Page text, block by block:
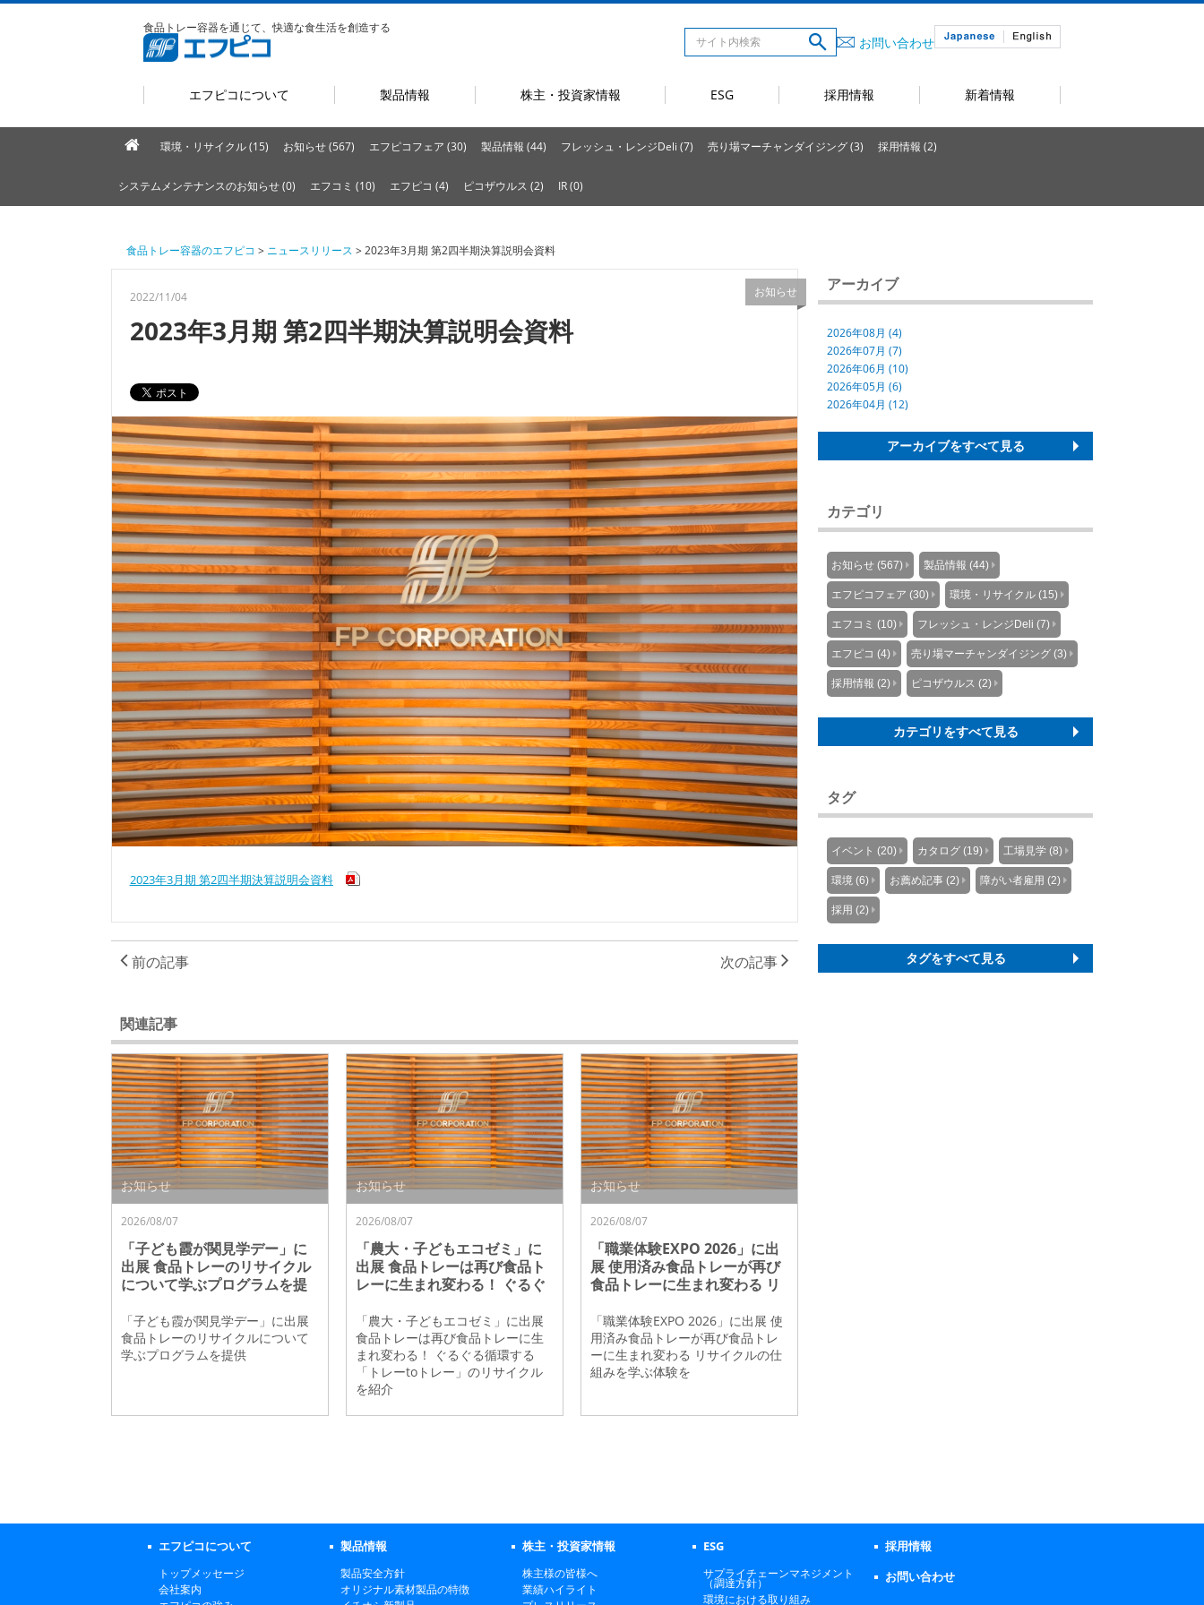
食品トレー容器を通じて、快適な食生活を創造する
お問い合わせ
エフピコについて 製品情報 株主・投資家情報 ESG 採用情報 新着情報
環境・リサイクル (15) お知らせ (567) エフピコフェア (30) 製品情報 (44) フレッシュ・レンジDeli (7) 売り場マーチャンダイジング (3) 採用情報 (2)
システムメンテナンスのお知らせ (0) エフコミ (10) エフピコ (4) ピコザウルス (2) IR (0)
食品トレー容器のエフピコ > ニュースリリース > 2023年3月期 第2四半期決算説明会資料
お知らせ
2022/11/04
2023年3月期 第2四半期決算説明会資料
2023年3月期 第2四半期決算説明会資料
前の記事 次の記事
関連記事
お知らせ
2026/08/07
「子ども霞が関見学デー」に
出展 食品トレーのリサイクル
について学ぶプログラムを提
「子ども霞が関見学デー」に出展
食品トレーのリサイクルについて
学ぶプログラムを提供
お知らせ
2026/08/07
「農大・子どもエコゼミ」に
出展 食品トレーは再び食品ト
レーに生まれ変わる！ ぐるぐ
ー」のリサイクルを紹介
「農大・子どもエコゼミ」に出展
食品トレーは再び食品トレーに生
まれ変わる！ ぐるぐる循環する
「トレーtoトレー」のリサイクル
を紹介
お知らせ
2026/08/07
「職業体験EXPO 2026」に出
展 使用済み食品トレーが再び
食品トレーに生まれ変わる リ
を
「職業体験EXPO 2026」に出展 使
用済み食品トレーが再び食品トレ
ーに生まれ変わる リサイクルの仕
組みを学ぶ体験を
アーカイブ
2026年08月 (4)
2026年07月 (7)
2026年06月 (10)
2026年05月 (6)
2026年04月 (12)
アーカイブをすべて見る
カテゴリ
お知らせ (567) 製品情報 (44)
エフピコフェア (30) 環境・リサイクル (15)
エフコミ (10) フレッシュ・レンジDeli (7)
エフピコ (4) 売り場マーチャンダイジング (3)
採用情報 (2) ピコザウルス (2)
カテゴリをすべて見る
タグ
イベント (20) カタログ (19) 工場見学 (8)
環境 (6) お薦め記事 (2) 障がい者雇用 (2)
採用 (2)
タグをすべて見る
エフピコについて
トップメッセージ
会社案内
製品情報
製品安全方針
オリジナル素材製品の特徴
株主・投資家情報
株主様の皆様へ
業績ハイライト
ESG
サプライチェーンマネジメント
（調達方針）
環境における取り組み
採用情報
お問い合わせ